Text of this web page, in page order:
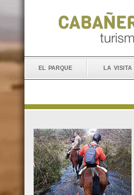
el parque la visita